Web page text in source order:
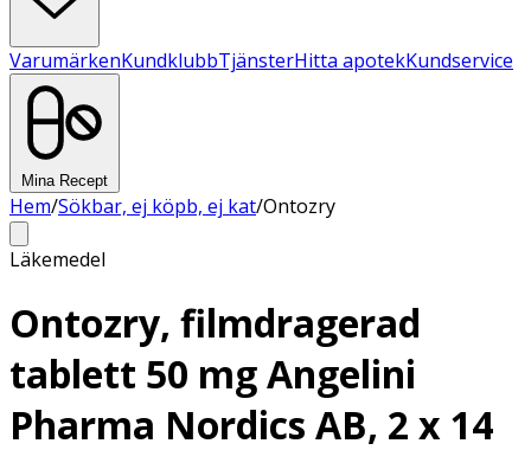
VarumärkenKundklubbTjänsterHitta apotekKundservice
Mina Recept
Hem/Sökbar, ej köpb, ej kat/Ontozry
Läkemedel
Ontozry, filmdragerad
tablett 50 mg Angelini
Pharma Nordics AB, 2 x 14